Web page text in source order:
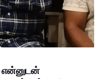
என்னுடன்